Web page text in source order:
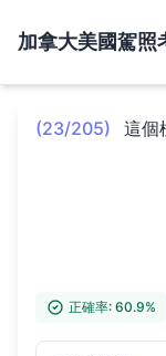
加拿大美國駕照
(23/205) 這個
正確率: 60.9%